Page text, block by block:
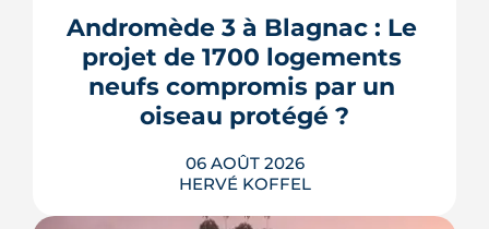
Andromède 3 à Blagnac : Le
projet de 1700 logements
neufs compromis par un
oiseau protégé ?
06 AOÛT 2026
HERVÉ KOFFEL